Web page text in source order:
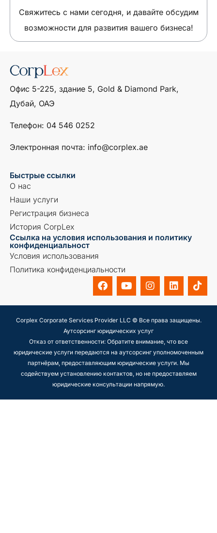
Свяжитесь с нами сегодня, и давайте обсудим
возможности для развития вашего бизнеса!
Офис 5-225, здание 5, Gold & Diamond Park,
Дубай, ОАЭ
Телефон: ‎04 546 0252
Электронная почта: info@corplex.ae
Быстрые ссылки
О нас
Наши услуги
Регистрация бизнеса
История CorpLex
Ссылка на условия использования и политику
конфиденциальност
Условия использования
Политика конфиденциальности
Corplex Corporate Services Provider LLC © Все права защищены.
Аутсорсинг юридических услуг
Отказ от ответственности: Обратите внимание, что все
юридические услуги передаются на аутсорсинг уполномоченным
партнёрам, предоставляющим юридические услуги. Мы
содействуем установлению контактов, но не предоставляем
юридические консультации напрямую.